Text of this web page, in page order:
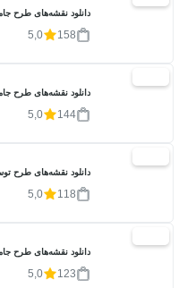
دانلود نقشه‌های طرح
158
5,0
دانلود نقشه‌های طرح
144
5,0
دانلود نقشه‌های طرح
118
5,0
دانلود نقشه‌های طرح جامع شهر ملایر
123
5,0